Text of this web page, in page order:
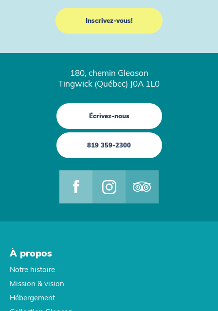
180, chemin Gleason
Tingwick (Québec) J0A 1L0
Écrivez-nous
819 359-2300
À propos
Notre histoire
Mission & vision
Hébergement